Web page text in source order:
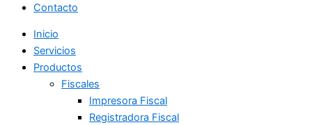
Contacto
Inicio
Servicios
Productos
Fiscales
Impresora Fiscal
Registradora Fiscal